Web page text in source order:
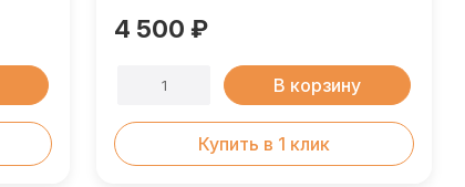
4 500 ₽
В корзину
Купить в 1 клик